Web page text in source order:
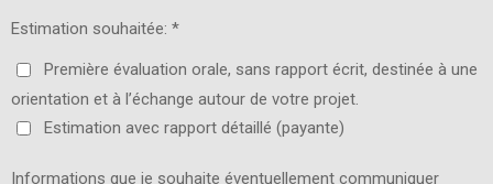
Estimation souhaitée: *
Première évaluation orale, sans rapport écrit, destinée à une
orientation et à l’échange autour de votre projet.
Estimation avec rapport détaillé (payante)
Informations que je souhaite éventuellement communiquer